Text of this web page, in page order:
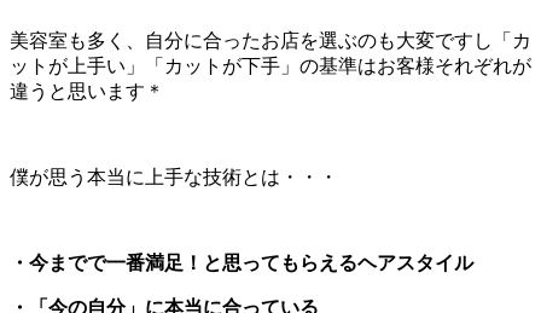
美容室も多く、自分に合ったお店を選ぶのも大変ですし「カ
ットが上手い」「カットが下手」の基準はお客様それぞれが
違うと思います＊
僕が思う本当に上手な技術とは・・・
・今までで一番満足！と思ってもらえるヘアスタイル
・「今の自分」に本当に合っている